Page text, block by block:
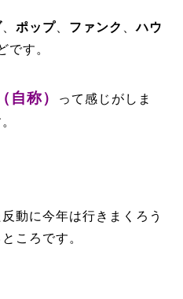
、ポップ ファンク 、ハウ
です。
自称）
って感じがしま
動に今年は行きまくろう
ころです。